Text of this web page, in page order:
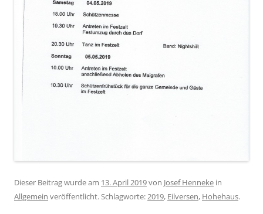
Dieser Beitrag wurde am 13. April 2019von Josef Henneke in
Allgemein veröffentlicht. Schlagworte:2019, Eilversen, Hohehaus.